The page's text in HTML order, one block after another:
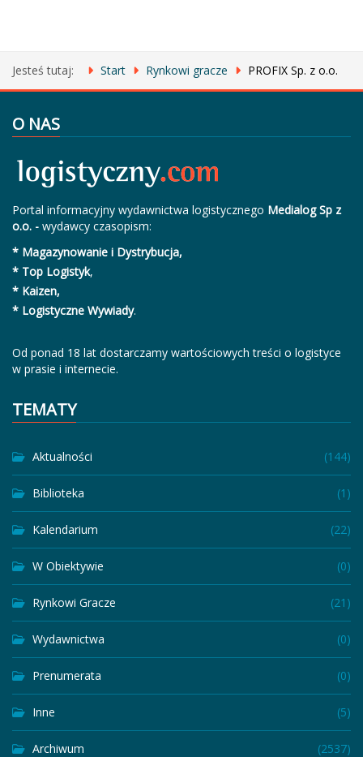
Jesteś tutaj: Start Rynkowi gracze PROFIX Sp. z o.o.
O NAS
Portal informacyjny wydawnictwa logistycznego Medialog Sp z
o.o. - wydawcy czasopism:
* Magazynowanie i Dystrybucja,
* Top Logistyk,
* Kaizen,
* Logistyczne Wywiady.
Od ponad 18 lat dostarczamy wartościowych treści o logistyce
w prasie i internecie.
TEMATY
Aktualności (144)
Biblioteka (1)
Kalendarium (22)
W Obiektywie (0)
Rynkowi Gracze (21)
Wydawnictwa (0)
Prenumerata (0)
Inne (5)
Archiwum (2537)